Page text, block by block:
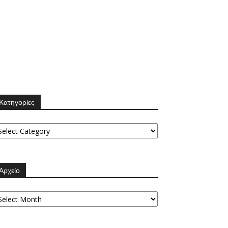
Κατηγορίες